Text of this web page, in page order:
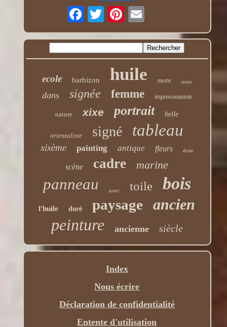
ecole barbizon huile morte sous
dans signée femme impressionniste
nature xixe portrait belle
orientaliste signé tableau
xixème painting antique fleurs école
scène cadre marine
panneau avec toile bois
l'huile doré paysage ancien
peinture ancienne siècle
Index
Nous écrire
Déclaration de confidentialité
Entente d'utilisation